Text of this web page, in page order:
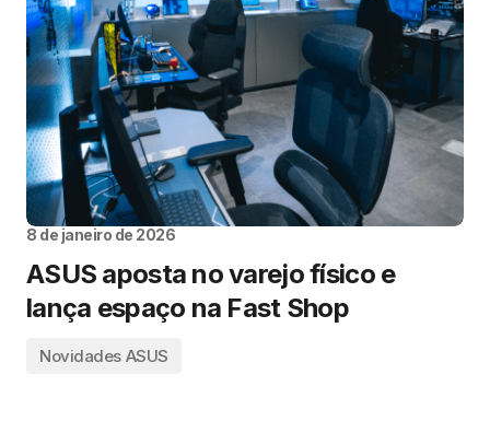
8 de janeiro de 2026
ASUS aposta no varejo físico e
lança espaço na Fast Shop
Novidades ASUS